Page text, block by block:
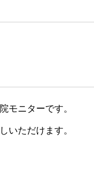
モニターです。
いただけます。